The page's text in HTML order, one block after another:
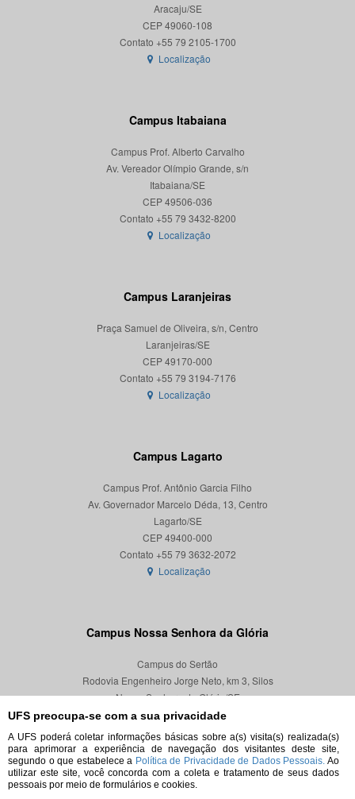
UFS preocupa-se com a sua privacidade
A UFS poderá coletar informações básicas sobre a(s) visita(s) realizada(s)
para aprimorar a experiência de navegação dos visitantes deste site,
segundo o que estabelece a Política de Privacidade de Dados Pessoais. Ao
utilizar este site, você concorda com a coleta e tratamento de seus dados
pessoais por meio de formulários e cookies.
Aracaju/SE
CEP 49060-108
Localização
Campus Itabaiana
Campus Prof. Alberto Carvalho
Av. Vereador Olímpio Grande, s/n
Itabaiana/SE
CEP 49506-036
Localização
Campus Laranjeiras
Praça Samuel de Oliveira, s/n, Centro
Laranjeiras/SE
CEP 49170-000
Localização
Campus Lagarto
Campus Prof. Antônio Garcia Filho
Av. Governador Marcelo Déda, 13, Centro
Lagarto/SE
CEP 49400-000
Localização
Campus Nossa Senhora da Glória
Campus do Sertão
Rodovia Engenheiro Jorge Neto, km 3, Silos
Nossa Senhora da Glória/SE
CEP 49680-000
Localização